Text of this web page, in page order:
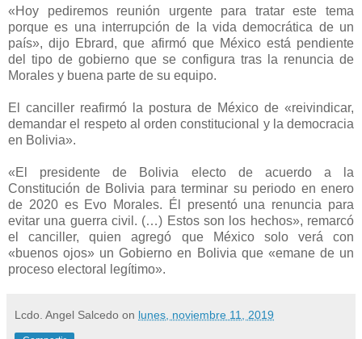
«Hoy pediremos reunión urgente para tratar este tema
porque es una interrupción de la vida democrática de un
país», dijo Ebrard, que afirmó que México está pendiente
del tipo de gobierno que se configura tras la renuncia de
Morales y buena parte de su equipo.
El canciller reafirmó la postura de México de «reivindicar,
demandar el respeto al orden constitucional y la democracia
en Bolivia».
«El presidente de Bolivia electo de acuerdo a la
Constitución de Bolivia para terminar su periodo en enero
de 2020 es Evo Morales. Él presentó una renuncia para
evitar una guerra civil. (…) Estos son los hechos», remarcó
el canciller, quien agregó que México solo verá con
«buenos ojos» un Gobierno en Bolivia que «emane de un
proceso electoral legítimo».
Lcdo. Angel Salcedo on lunes, noviembre 11, 2019